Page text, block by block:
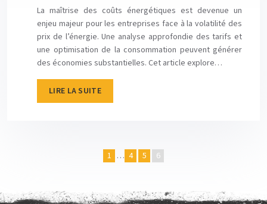
La maîtrise des coûts énergétiques est devenue un
enjeu majeur pour les entreprises face à la volatilité des
prix de l’énergie. Une analyse approfondie des tarifs et
une optimisation de la consommation peuvent générer
des économies substantielles. Cet article explore…
LIRE LA SUITE
1 … 4 5 6